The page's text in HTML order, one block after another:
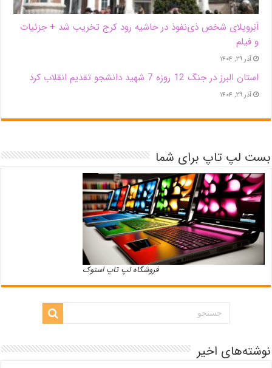
اَبَر‌ویلای شخص ذی‌نفوذ در حاشیه‌ رود کرج تخریب شد + جزئیات
و فیلم
آذر ۲۹, ۱۴۰۴
استان البرز در جنگ 12 روزه 7 شهید دانشجو تقدیم انقلاب کرد
آذر ۲۹, ۱۴۰۴
بست لپ تاپ برای شما
فروشگاه لپ تاپ استوک
نوشته‌های اخیر